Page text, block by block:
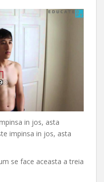
in jos, asta
impinsa in jos, asta
se face aceasta a treia